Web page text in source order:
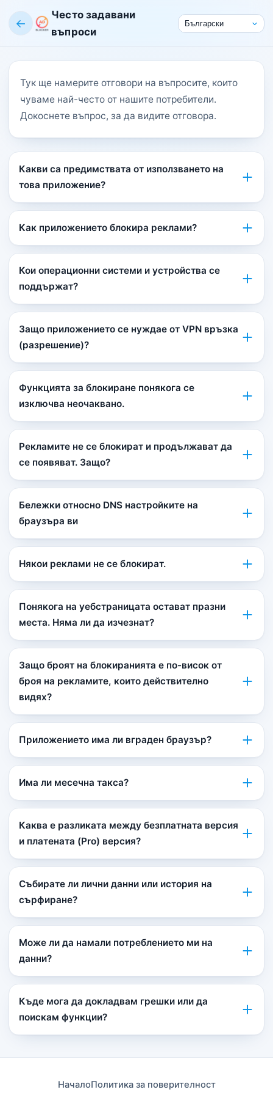
←
Често задавани
въпроси
Тук ще намерите отговори на въпросите, които
чуваме най-често от нашите потребители.
Докоснете въпрос, за да видите отговора.
Какви са предимствата от използването на
това приложение?
Как приложението блокира реклами?
Кои операционни системи и устройства се
поддържат?
Защо приложението се нуждае от VPN връзка
(разрешение)?
Функцията за блокиране понякога се
изключва неочаквано.
Рекламите не се блокират и продължават да
се появяват. Защо?
Бележки относно DNS настройките на
браузъра ви
Някои реклами не се блокират.
Понякога на уебстраницата остават празни
места. Няма ли да изчезнат?
Защо броят на блокиранията е по-висок от
броя на рекламите, които действително
видях?
Приложението има ли вграден браузър?
Има ли месечна такса?
Каква е разликата между безплатната версия
и платената (Pro) версия?
Събирате ли лични данни или история на
сърфиране?
Може ли да намали потреблението ми на
данни?
Къде мога да докладвам грешки или да
поискам функции?
НачалоПолитика за поверителност